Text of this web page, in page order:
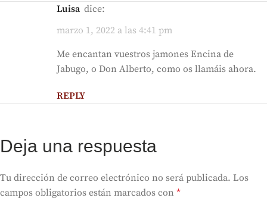
Luisa dice:
marzo 1, 2022 a las 4:41 pm
Me encantan vuestros jamones Encina de
Jabugo, o Don Alberto, como os llamáis ahora.
REPLY
Deja una respuesta
Tu dirección de correo electrónico no será publicada. Los
campos obligatorios están marcados con *